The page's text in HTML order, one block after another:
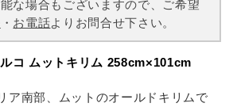
な場合もございますので、ご希望
・ お電話よりお問合せ下さい。
コ ムットキリム 258cm×101cm
ア南部、ムットのオールドキリムで